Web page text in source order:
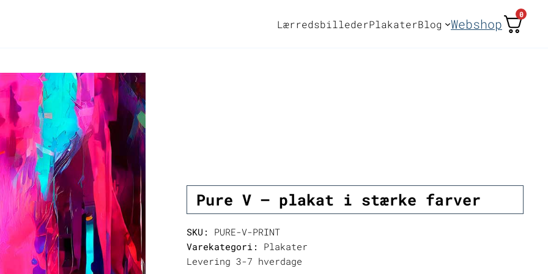
LærredsbillederPlakaterBlog Webshop
0
Pure V – plakat i stærke farver
SKU:
PURE-V-PRINT
Varekategori:
Plakater
Levering 3-7 hverdage